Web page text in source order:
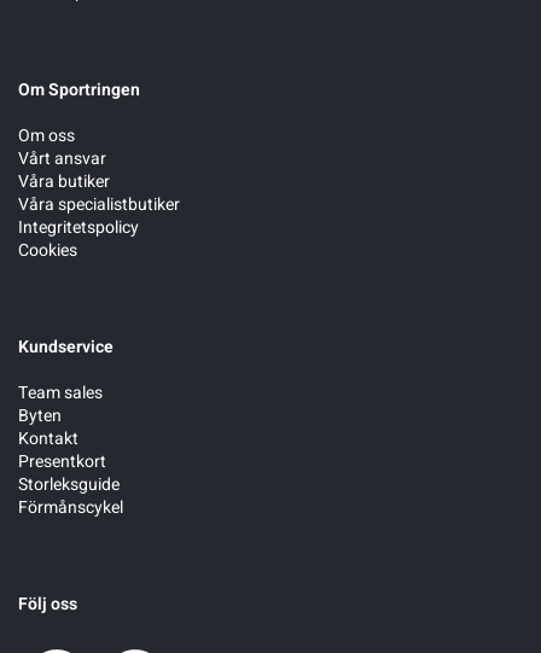
Om Sportringen
Om oss
Vårt ansvar
Våra butiker
Våra specialistbutiker
Integritetspolicy
Cookies
Kundservice
Team sales
Byten
Kontakt
Presentkort
Storleksguide
Förmånscykel
Följ oss